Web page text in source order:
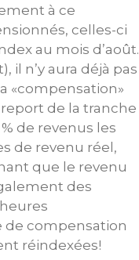
à ce
celles-ci
au mois d’août.
il n’y aura déjà pas
«compensation»
de la tranche
de revenus les
de revenu réel,
que le revenu
des
de compensation
réindexées!